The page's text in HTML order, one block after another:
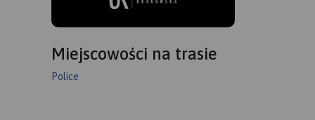
Miejscowości na trasie
Police